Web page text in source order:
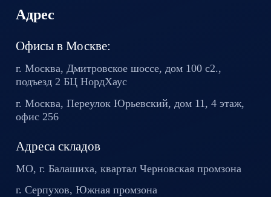
Адрес
Офисы в Москве:
г. Москва, Дмитровское шоссе,дом 100 с2.,
подъезд 2 БЦНордХаус
г. Москва, Переулок Юрьевский, дом 11, 4 этаж,
офис 256
Адреса складов
МО, г. Балашиха, кварталЧерновская промзона
г. Серпухов, Южная промзона